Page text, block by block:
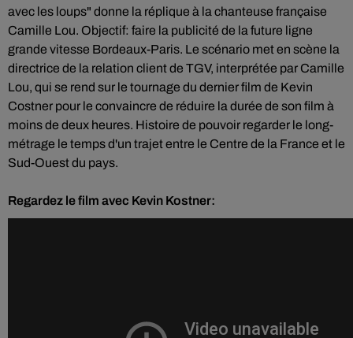
avec les loups" donne la réplique à la chanteuse française
Camille Lou. Objectif: faire la publicité de la future ligne
grande vitesse Bordeaux-Paris. Le scénario met en scène la
directrice de la relation client de TGV, interprétée par Camille
Lou, qui se rend sur le tournage du dernier film de Kevin
Costner pour le convaincre de réduire la durée de son film à
moins de deux heures. Histoire de pouvoir regarder le long-
métrage le temps d'un trajet entre le Centre de la France et le
Sud-Ouest du pays.
Regardez le film avec Kevin Kostner: